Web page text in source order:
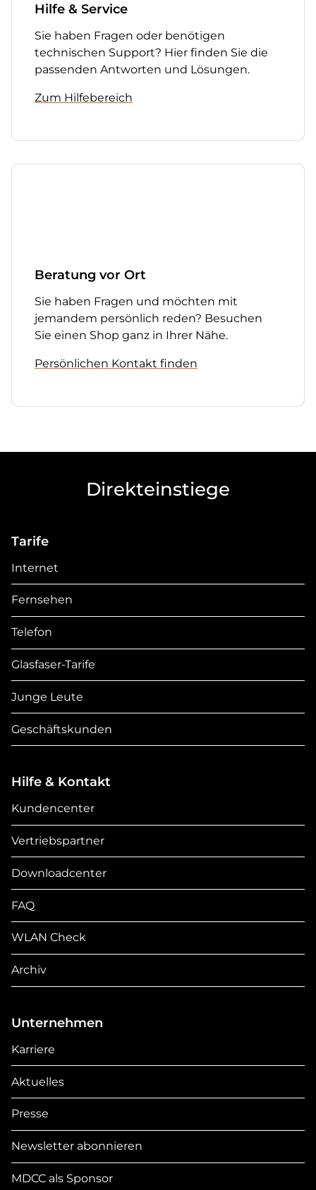
Hilfe & Service
Sie haben Fragen oder benötigen
technischen Support? Hier finden Sie die
passenden Antworten und Lösungen.
Zum Hilfebereich
Beratung vor Ort
Sie haben Fragen und möchten mit
jemandem persönlich reden? Besuchen
Sie einen Shop ganz in Ihrer Nähe.
Persönlichen Kontakt finden
Direkteinstiege
Tarife
Internet
Fernsehen
Telefon
Glasfaser-Tarife
Junge Leute
Geschäftskunden
Hilfe & Kontakt
Kundencenter
Vertriebspartner
Downloadcenter
FAQ
WLAN Check
Archiv
Unternehmen
Karriere
Aktuelles
Presse
Newsletter abonnieren
MDCC als Sponsor